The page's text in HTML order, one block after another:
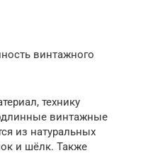
винтажного
технику
винтажные
из натуральных
и шёлк. Также